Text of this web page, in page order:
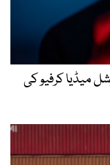
میڈیا کرفیو کی